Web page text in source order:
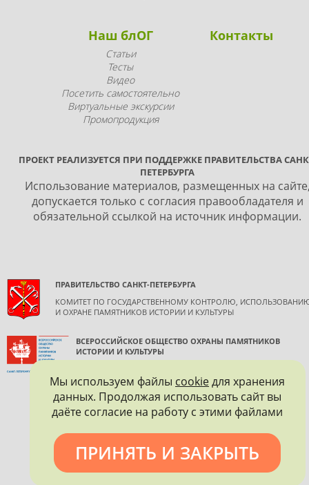
Наш блОГ
Статьи
Тесты
Видео
Посетить самостоятельно
Виртуальные экскурсии
Промопродукция
Контакты
ПРОЕКТ РЕАЛИЗУЕТСЯ ПРИ ПОДДЕРЖКЕ ПРАВИТЕЛЬСТВА
ПЕТЕРБУРГА
Использование материалов, размещенных на
допускается только с согласия правообладателя и
обязательной ссылкой на источник информации.
ПРАВИТЕЛЬСТВО САНКТ-ПЕТЕРБУРГА
КОМИТЕТ ПО ГОСУДАРСТВЕННОМУ КОНТРОЛЮ,
И ОХРАНЕ ПАМЯТНИКОВ ИСТОРИИ И КУЛЬТУРЫ
ВСЕРОССИЙСКОЕ ОБЩЕСТВО ОХРАНЫ ПАМЯТНИКОВ
ИСТОРИИ И КУЛЬТУРЫ
Политика конфиденциальности
Мы используем файлы cookieдля хранения
данных. Продолжая использовать сайт вы
даёте согласие на работу с этими файлами
ПРИНЯТЬ И ЗАКРЫТЬ